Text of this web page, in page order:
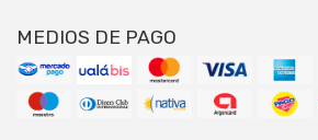
MEDIOS DE PAGO